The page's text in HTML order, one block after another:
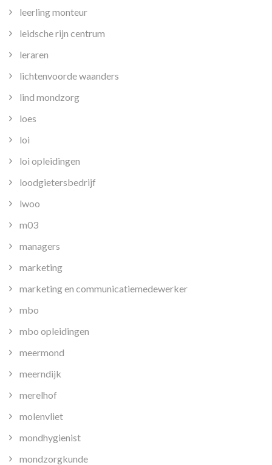
leerling monteur
leidsche rijn centrum
leraren
lichtenvoorde waanders
lind mondzorg
loes
loi
loi opleidingen
loodgietersbedrijf
lwoo
m03
managers
marketing
marketing en communicatiemedewerker
mbo
mbo opleidingen
meermond
meerndijk
merelhof
molenvliet
mondhygienist
mondzorgkunde